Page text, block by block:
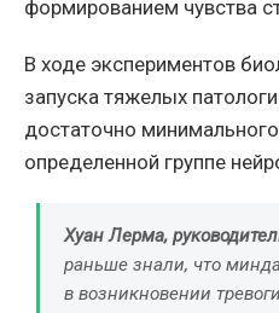
формированием чувства
В ходе экспериментов
запуска тяжелых
достаточно
определенной группе
Хуан Лерма,
раньше знали, что
в возникновении